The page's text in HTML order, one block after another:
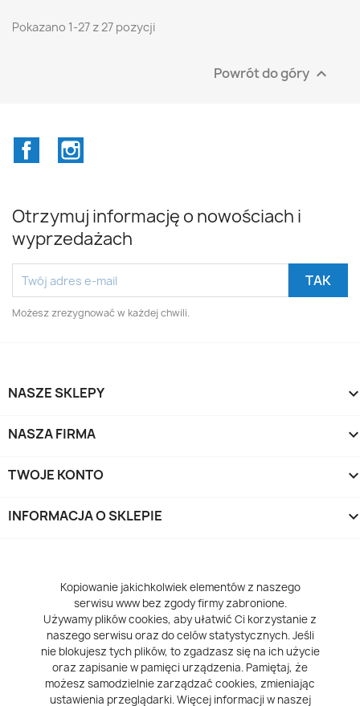
Pokazano 1-27 z 27 pozycji
Powrót do góry 
Facebook
Otrzymuj informację o nowościach i
wyprzedażach
Możesz zrezygnować w każdej chwili.
NASZE SKLEPY
NASZA FIRMA
TWOJE KONTO
INFORMACJA O SKLEPIE
Kopiowanie jakichkolwiek elementów z naszego
serwisu www bez zgody firmy zabronione.
Używamy plików cookies, aby ułatwić Ci korzystanie z
naszego serwisu oraz do celów statystycznych. Jeśli
nie blokujesz tych plików, to zgadzasz się na ich użycie
oraz zapisanie w pamięci urządzenia. Pamiętaj, że
możesz samodzielnie zarządzać cookies, zmieniając
ustawienia przeglądarki. Więcej informacji w naszej